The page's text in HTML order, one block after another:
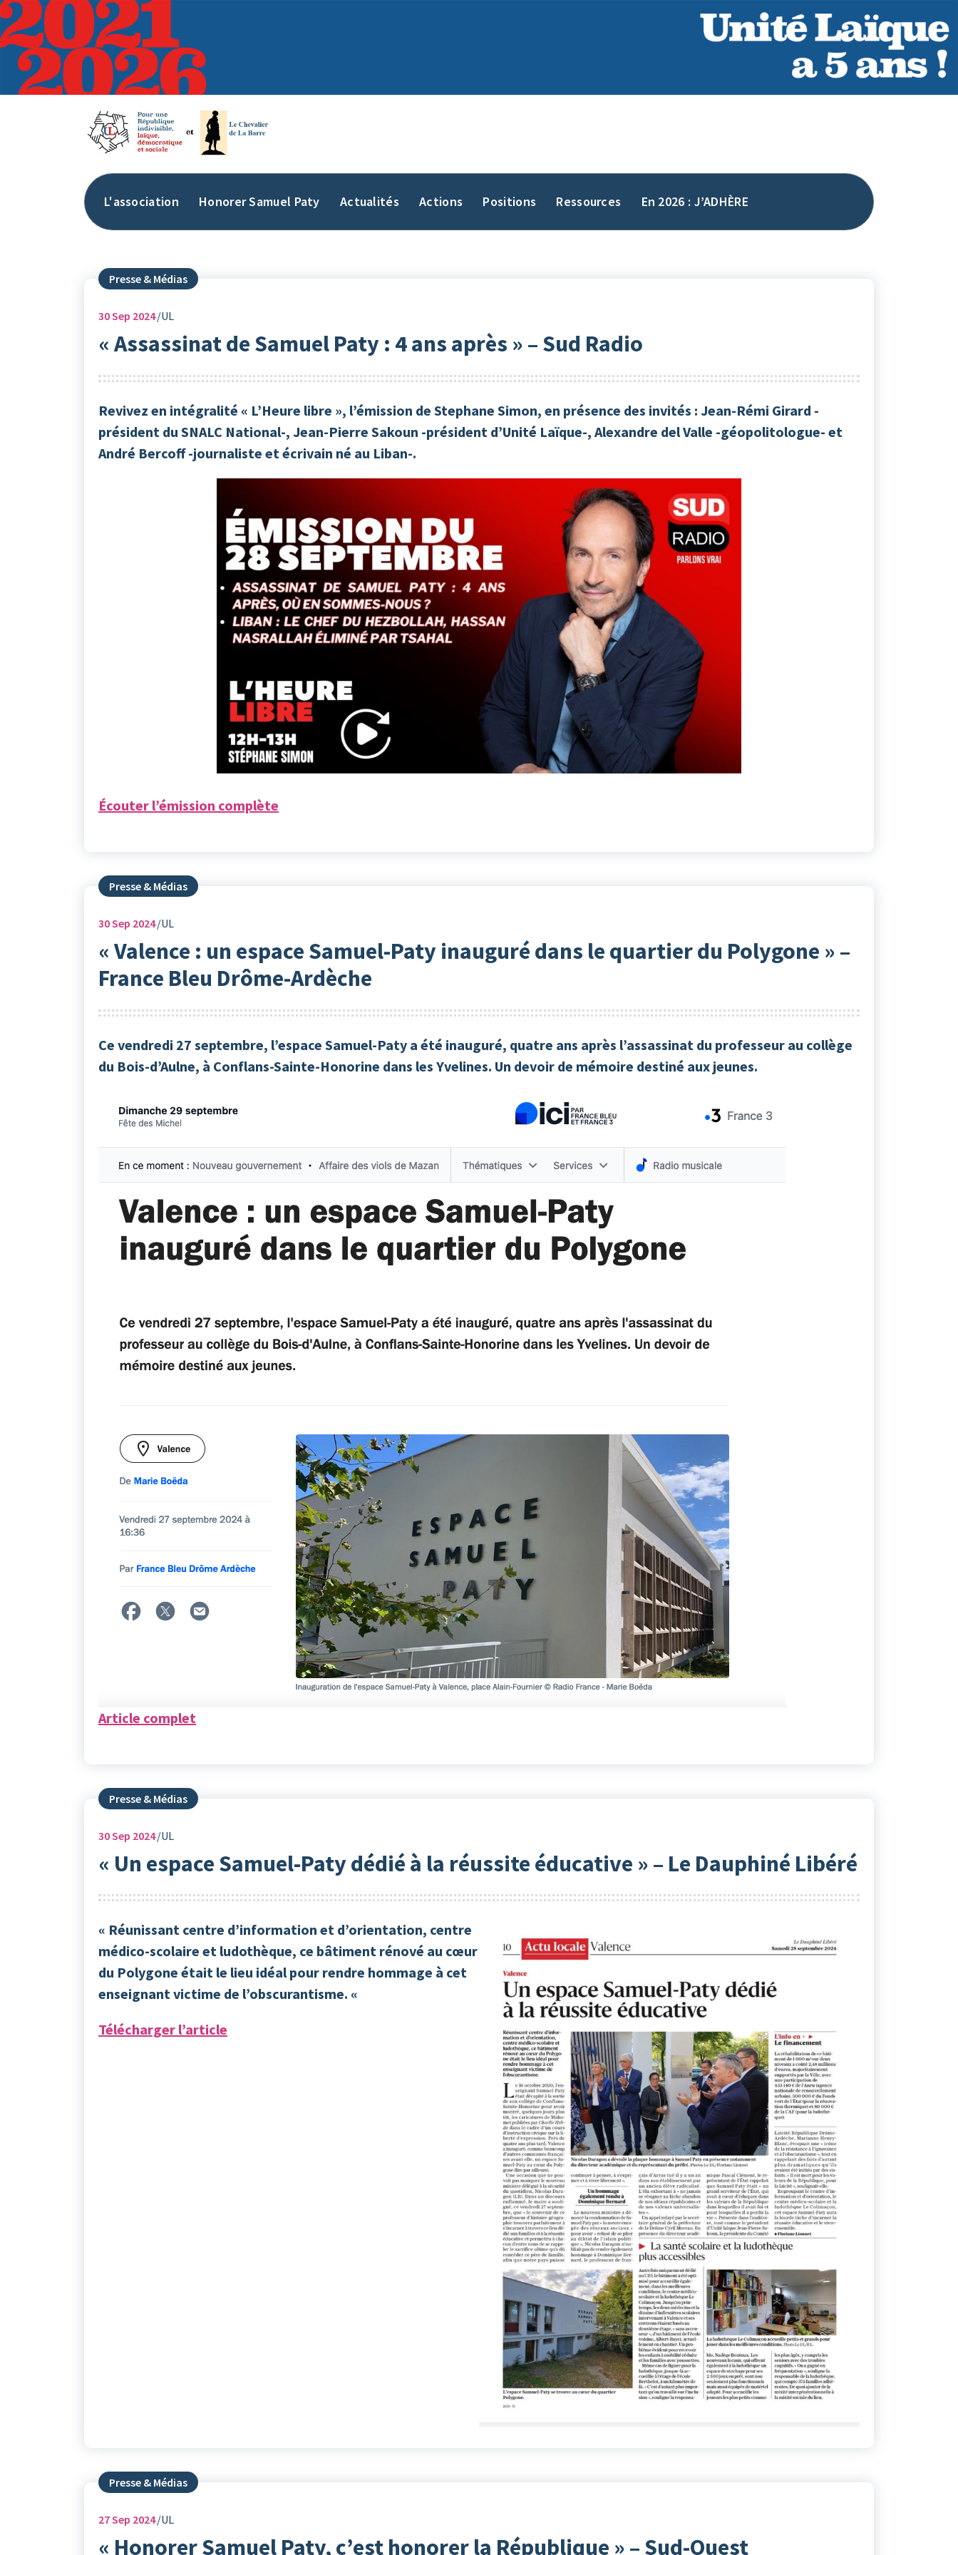
Aller
au
contenu
L'association Honorer Samuel Paty Actualités Actions Positions Ressources En 2026 : J’ADHÈRE
Presse & Médias
30Sep 2024 UL
« Assassinat de Samuel Paty : 4 ans après » – Sud Radio
Revivez en intégralité « L’Heure libre », l’émission de Stephane Simon, en présence des invités : Jean-Rémi Girard -
président du SNALC National-, Jean-Pierre Sakoun -président d’Unité Laïque-, Alexandre del Valle -géopolitologue- et
André Bercoff -journaliste et écrivain né au Liban-.
Écouter l’émission complète
Presse & Médias
30Sep 2024 UL
« Valence : un espace Samuel-Paty inauguré dans le quartier du Polygone » –
France Bleu Drôme-Ardèche
Ce vendredi 27 septembre, l’espace Samuel-Paty a été inauguré, quatre ans après l’assassinat du professeur au collège
du Bois-d’Aulne, à Conflans-Sainte-Honorine dans les Yvelines. Un devoir de mémoire destiné aux jeunes.
Article complet
Presse & Médias
30Sep 2024 UL
« Un espace Samuel-Paty dédié à la réussite éducative » – Le Dauphiné Libéré
« Réunissant centre d’information et d’orientation, centre
médico-scolaire et ludothèque, ce bâtiment rénové au cœur
du Polygone était le lieu idéal pour rendre hommage à cet
enseignant victime de l’obscurantisme. «
Télécharger l’article
Presse & Médias
27Sep 2024 UL
« Honorer Samuel Paty, c’est honorer la République » – Sud-Ouest